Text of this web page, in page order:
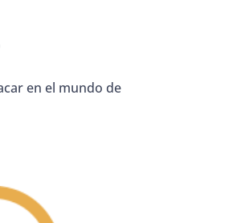
en el mundo de